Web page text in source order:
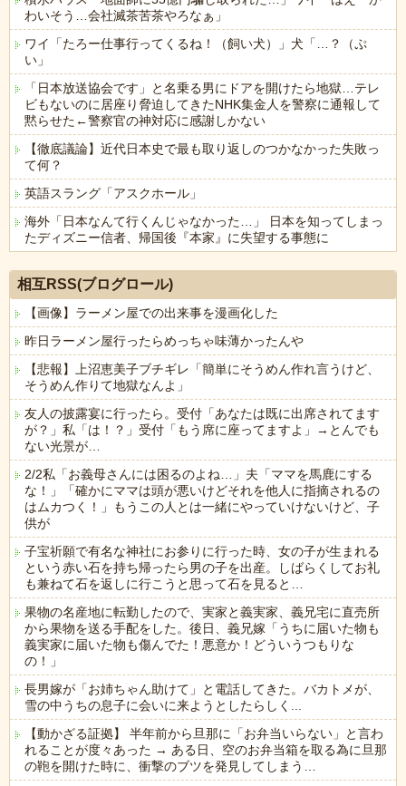
わいそう…会社滅茶苦茶やろなぁ」
ワイ「たろー仕事行ってくるね！（飼い犬）」犬「…？（ぷ
い」
「日本放送協会です」と名乗る男にドアを開けたら地獄…テレ
ビもないのに居座り脅迫してきたNHK集金人を警察に通報して
黙らせた←警察官の神対応に感謝しかない
【徹底議論】近代日本史で最も取り返しのつかなかった失敗っ
て何？
英語スラング「アスクホール」
海外「日本なんて行くんじゃなかった…」 日本を知ってしまっ
たディズニー信者、帰国後『本家』に失望する事態に
相互RSS(ブログロール)
【画像】ラーメン屋での出来事を漫画化した
昨日ラーメン屋行ったらめっちゃ味薄かったんや
【悲報】上沼恵美子ブチギレ「簡単にそうめん作れ言うけど、
そうめん作りて地獄なんよ」
友人の披露宴に行ったら。受付「あなたは既に出席されてます
が？」私「は！？」受付「もう席に座ってますよ」→とんでも
ない光景が…
2/2私「お義母さんには困るのよね…」夫「ママを馬鹿にする
な！」「確かにママは頭が悪いけどそれを他人に指摘されるの
はムカつく！」もうこの人とは一緒にやっていけないけど、子
供が
子宝祈願で有名な神社にお参りに行った時、女の子が生まれる
という赤い石を持ち帰ったら男の子を出産。しばらくしてお礼
も兼ねて石を返しに行こうと思って石を見ると…
果物の名産地に転勤したので、実家と義実家、義兄宅に直売所
から果物を送る手配をした。後日、義兄嫁「うちに届いた物も
義実家に届いた物も傷んでた！悪意か！どういうつもりな
の！」
長男嫁が「お姉ちゃん助けて」と電話してきた。バカトメが、
雪の中うちの息子に会いに来ようとしたらしく...
【動かざる証拠】 半年前から旦那に「お弁当いらない」と言わ
れることが度々あった → ある日、空のお弁当箱を取る為に旦那
の鞄を開けた時に、衝撃のブツを発見してしまう…